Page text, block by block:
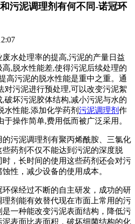
污泥调理剂有何不同-诺冠环
水处理率的提高,污泥的产量日益
,脱水性能差,使得污泥后续处理的
高污泥的脱水性能是重中之重。通
对污泥进行预处理,可以改变污泥絮
破坏污泥胶体结构,减小污泥与水的
水性能.添加化学药剂 污泥调理剂 作
操作简单,费用低而被广泛采用。
污泥调理剂有聚丙烯酰胺、三氯化
药剂不仅不能达到污泥的深度脱
，长时间的使用这些药剂还会对污
性，减少设备的使用成本。
保经过不断的自主研发，成功的研
剂 能有效替代现在市面上常用的污
一种能改变污泥表面结构，降低污
表面比表面积，破坏细菌结构的化